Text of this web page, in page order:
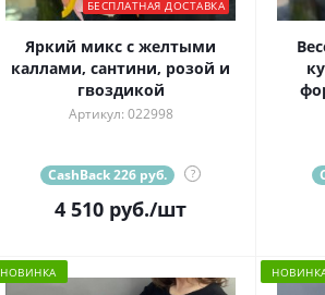
БЕСПЛАТНАЯ ДОСТАВКА
Яркий микс с желтыми
каллами, сантини, розой и
гвоздикой
Артикул: 022998
CashBack 226 руб. ?
4 510 руб./шт
НОВИНКА